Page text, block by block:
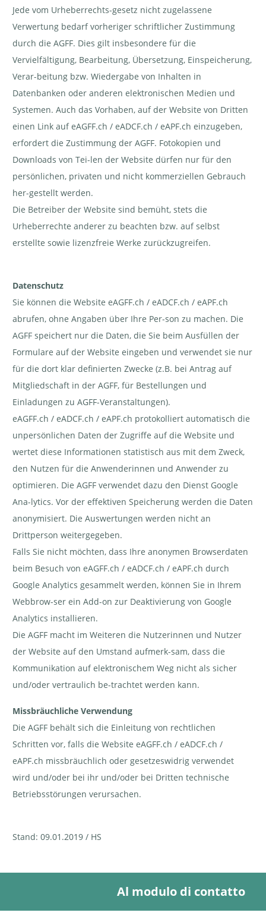
Jede vom Urheberrechts-gesetz nicht zugelassene
Verwertung bedarf vorheriger schriftlicher Zustimmung
durch die AGFF. Dies gilt insbesondere für die
Vervielfältigung, Bearbeitung, Übersetzung, Einspeicherung,
Verar-beitung bzw. Wiedergabe von Inhalten in
Datenbanken oder anderen elektronischen Medien und
Systemen. Auch das Vorhaben, auf der Website von Dritten
einen Link auf eAGFF.ch / eADCF.ch / eAPF.ch einzugeben,
erfordert die Zustimmung der AGFF. Fotokopien und
Downloads von Tei-len der Website dürfen nur für den
persönlichen, privaten und nicht kommerziellen Gebrauch
her-gestellt werden.
Die Betreiber der Website sind bemüht, stets die
Urheberrechte anderer zu beachten bzw. auf selbst
erstellte sowie lizenzfreie Werke zurückzugreifen.
Datenschutz
Sie können die Website eAGFF.ch / eADCF.ch / eAPF.ch
abrufen, ohne Angaben über Ihre Per-son zu machen. Die
AGFF speichert nur die Daten, die Sie beim Ausfüllen der
Formulare auf der Website eingeben und verwendet sie nur
für die dort klar definierten Zwecke (z.B. bei Antrag auf
Mitgliedschaft in der AGFF, für Bestellungen und
Einladungen zu AGFF-Veranstaltungen).
eAGFF.ch / eADCF.ch / eAPF.ch protokolliert automatisch die
unpersönlichen Daten der Zugriffe auf die Website und
wertet diese Informationen statistisch aus mit dem Zweck,
den Nutzen für die Anwenderinnen und Anwender zu
optimieren. Die AGFF verwendet dazu den Dienst Google
Ana-lytics. Vor der effektiven Speicherung werden die Daten
anonymisiert. Die Auswertungen werden nicht an
Drittperson weitergegeben.
Falls Sie nicht möchten, dass Ihre anonymen Browserdaten
beim Besuch von eAGFF.ch / eADCF.ch / eAPF.ch durch
Google Analytics gesammelt werden, können Sie in Ihrem
Webbrow-ser ein Add-on zur Deaktivierung von Google
Analytics installieren.
Die AGFF macht im Weiteren die Nutzerinnen und Nutzer
der Website auf den Umstand aufmerk-sam, dass die
Kommunikation auf elektronischem Weg nicht als sicher
und/oder vertraulich be-trachtet werden kann.
Missbräuchliche Verwendung
Die AGFF behält sich die Einleitung von rechtlichen
Schritten vor, falls die Website eAGFF.ch / eADCF.ch /
eAPF.ch missbräuchlich oder gesetzeswidrig verwendet
wird und/oder bei ihr und/oder bei Dritten technische
Betriebsstörungen verursachen.
Stand: 09.01.2019 / HS
Al modulo di contatto